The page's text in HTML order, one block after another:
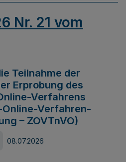
Nr. 21 vom
Teilnahme der
Erprobung des
Verfahrens
Verfahren-
– ZOVTnVO)
08.07.2026